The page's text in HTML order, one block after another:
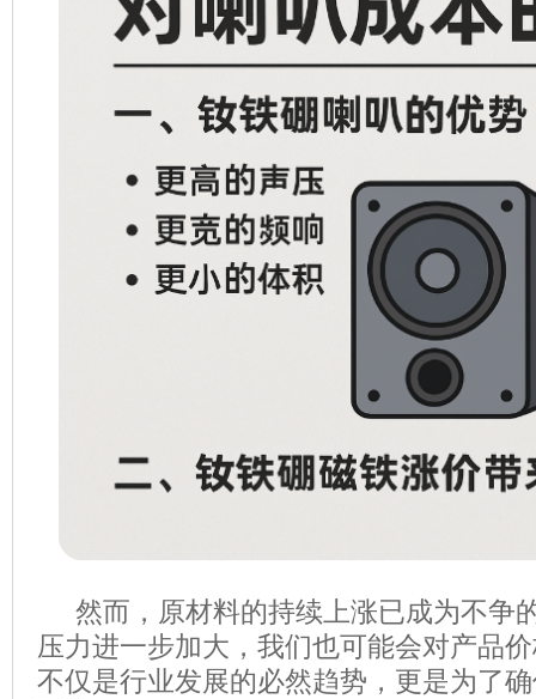
然而，原材料的持续上涨已成为不争
压力进一步加大，我们也可能会对产品
不仅是行业发展的必然趋势，更是为了